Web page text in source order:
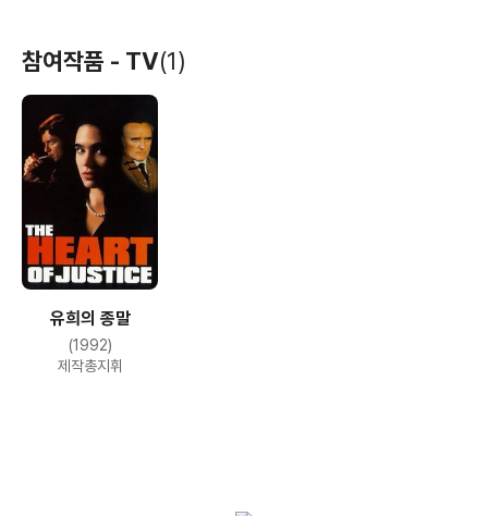
참여작품 - TV(1)
유희의 종말
(1992)
제작총지휘